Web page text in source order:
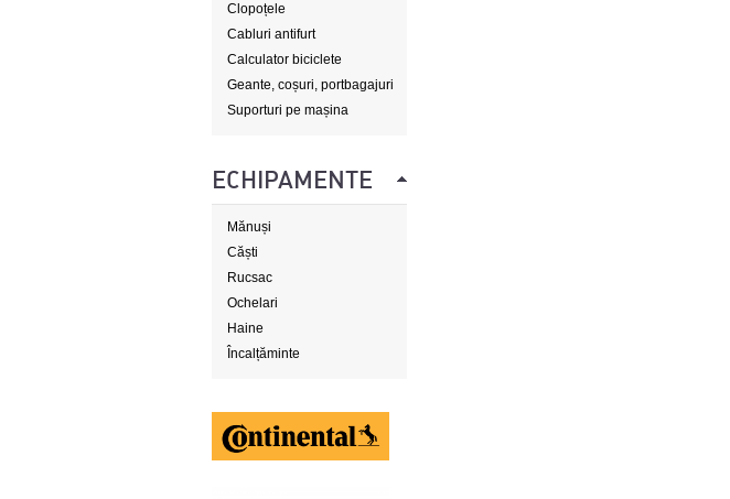
Clopoțele
Cabluri antifurt
Calculator biciclete
Geante, coșuri, portbagajuri
Suporturi pe mașina
ECHIPAMENTE
Mănuși
Căști
Rucsac
Ochelari
Haine
Încalțăminte